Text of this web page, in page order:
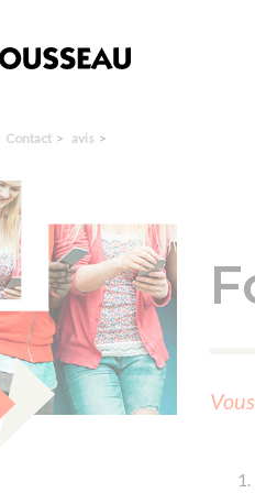
Contact avis